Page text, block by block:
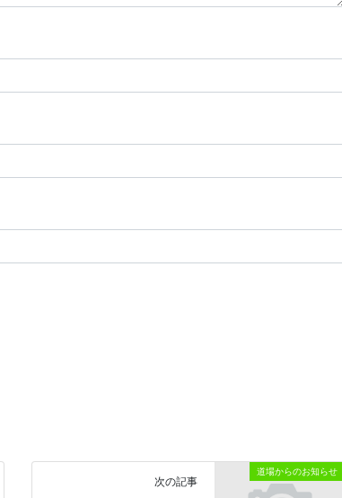
道場からのお知らせ
次の記事